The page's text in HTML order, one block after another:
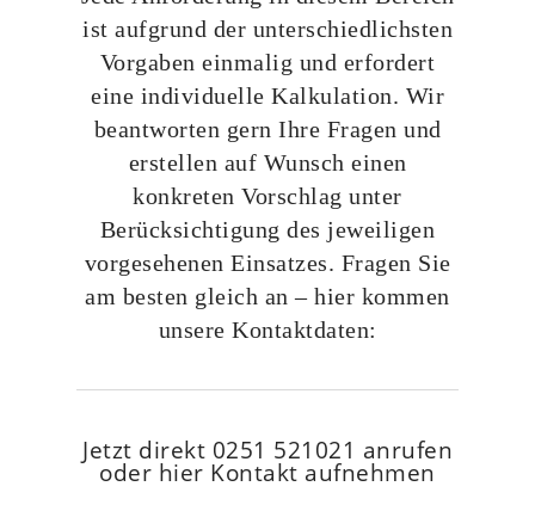
ist aufgrund der unterschiedlichsten
Vorgaben einmalig und erfordert
eine individuelle Kalkulation. Wir
beantworten gern Ihre Fragen und
erstellen auf Wunsch einen
konkreten Vorschlag unter
Berücksichtigung des jeweiligen
vorgesehenen Einsatzes. Fragen Sie
am besten gleich an – hier kommen
unsere Kontaktdaten:
Jetzt direkt 0251 521021 anrufen
oder hier Kontakt aufnehmen